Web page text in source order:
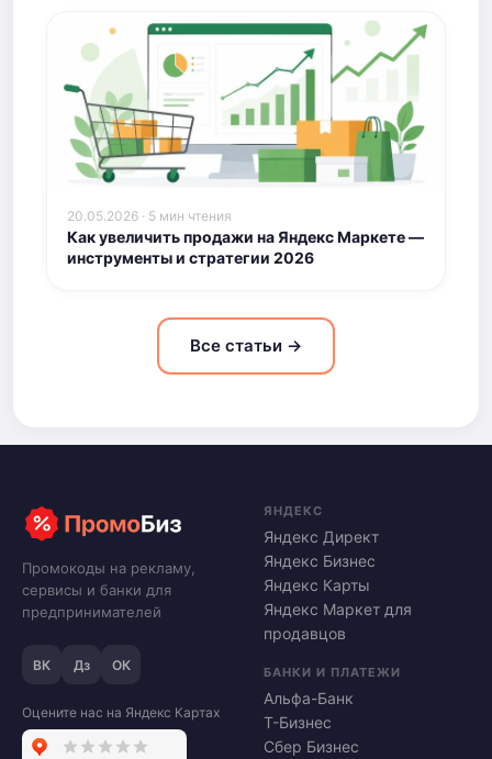
20.05.2026 · 5 мин чтения
Как увеличить продажи на Яндекс Маркете —
инструменты и стратегии 2026
Все статьи →
Промокоды на рекламу,
сервисы и банки для
предпринимателей
ВК Дз ОК
Оцените нас на Яндекс Картах
ЯНДЕКС
Яндекс Директ
Яндекс Бизнес
Яндекс Карты
Яндекс Маркет для
продавцов
БАНКИ И ПЛАТЕЖИ
Альфа-Банк
Т-Бизнес
Сбер Бизнес